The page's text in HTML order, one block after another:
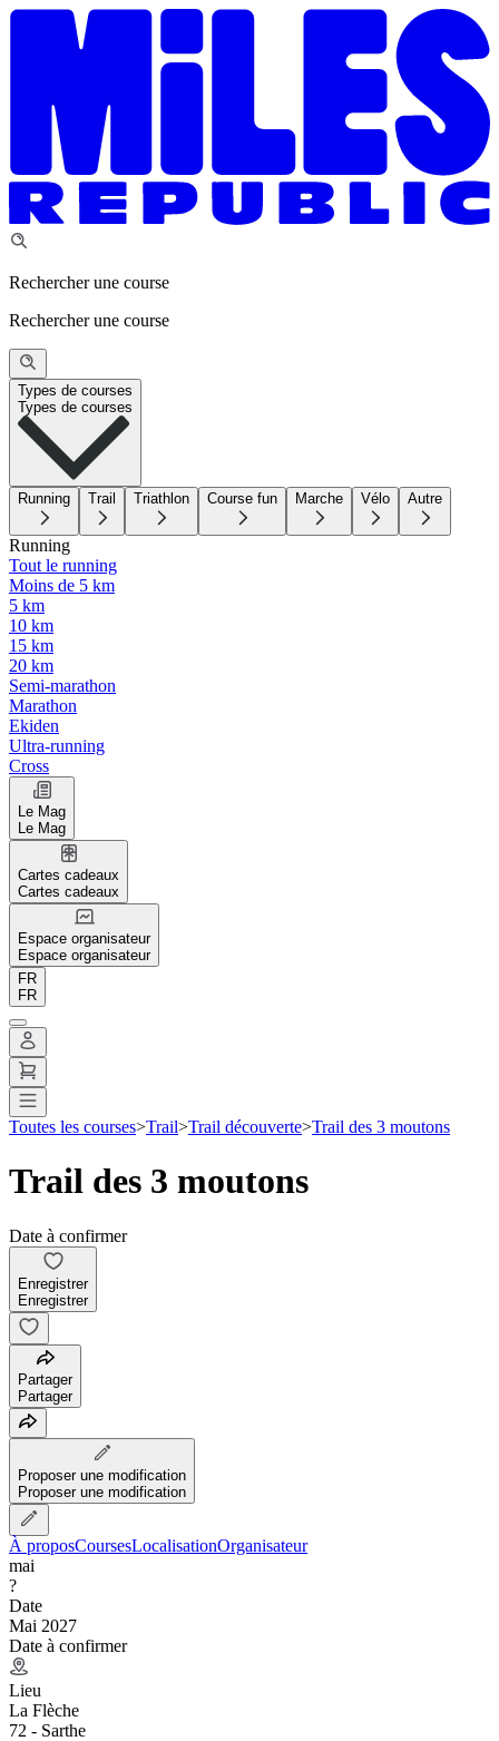
Rechercher une course
Rechercher une course
Types de courses
Types de courses
Running Trail Triathlon Course fun Marche Vélo Autre
Running
Tout le running
Moins de 5 km
5 km
10 km
15 km
20 km
Semi-marathon
Marathon
Ekiden
Ultra-running
Cross
Le Mag
Le Mag
Cartes cadeaux
Cartes cadeaux
Espace organisateur
Espace organisateur
FR
FR
Toutes les courses>Trail>Trail découverte>Trail des 3 moutons
Trail des 3 moutons
Date à confirmer
Enregistrer
Enregistrer
Partager
Partager
Proposer une modification
Proposer une modification
À proposCoursesLocalisationOrganisateur
mai
?
Date
Mai 2027
Date à confirmer
Lieu
La Flèche
72 - Sarthe